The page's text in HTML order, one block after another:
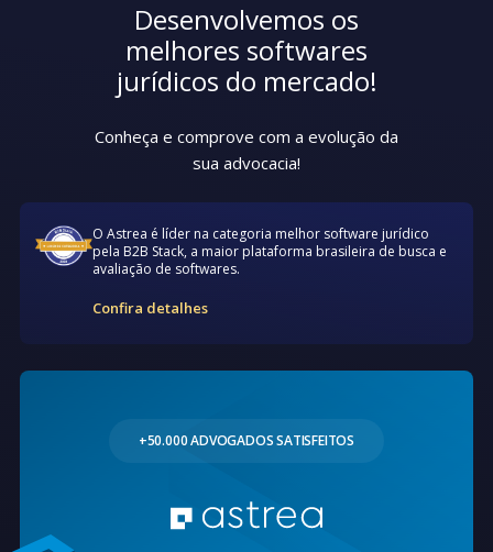
Desenvolvemos os
melhores softwares
jurídicos do mercado!
Conheça e comprove com a evolução da
sua advocacia!
O Astrea é líder na categoria melhor software jurídico
pela B2B Stack, a maior plataforma brasileira de busca e
avaliação de softwares.
Confira detalhes
+50.000 ADVOGADOS SATISFEITOS